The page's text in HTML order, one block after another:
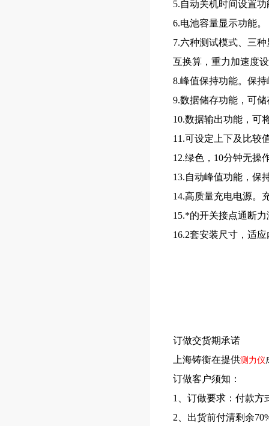
5.自动关机时间设置功
6.电池容量显示功能。
7.六种测试模式、三
互换算，重力加速度
8.峰值保持功能。保
9.数据储存功能，可
10.数据输出功能，可
11.可设定上下及比较
12.绿色，10分钟无操
13.自动峰值功能，保
14.高质量充电电源。
15.*的开关接点通断
16.2套安装尺寸，适
订做交货期承诺
上海铸衡在提供测力仪
订做客户须知：
1、订做要求：付款方
2、出货前付清剩余